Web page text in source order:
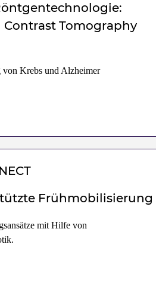
Contrast Tomography
von Krebs und Alzheimer
Frühmobilisierung
mit Hilfe von